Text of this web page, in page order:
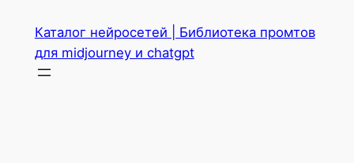
содержимому
Каталог нейросетей | Библиотека промтов
для midjourney и chatgpt